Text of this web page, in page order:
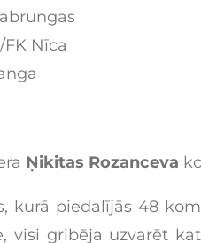
FK Nīca
Ņikitas Rozanceva
kurā piedalījās 48
visi gribēja uzvarēt